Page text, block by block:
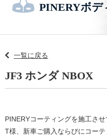
PINERYボデ
一覧に戻る
JF3 ホンダ NBOX
PINERYコーティングを施工させ
T様、新車ご購入ならびにコー